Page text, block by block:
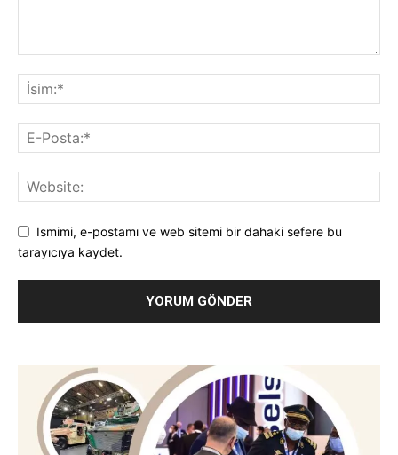
Ismimi, e-postamı ve web sitemi bir dahaki sefere bu
tarayıcıya kaydet.